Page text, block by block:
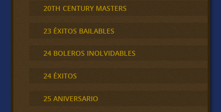
20TH CENTURY MASTERS
23 ÉXITOS BAILABLES
24 BOLEROS INOLVIDABLES
24 ÉXITOS
25 ANIVERSARIO